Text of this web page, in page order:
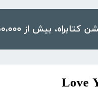
کتاب، کتاب صوتی و رمان را در موبایل و تبلت خود داشته باشید!
Love